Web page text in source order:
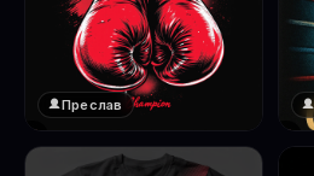
❤️
1
Преслав
❤️